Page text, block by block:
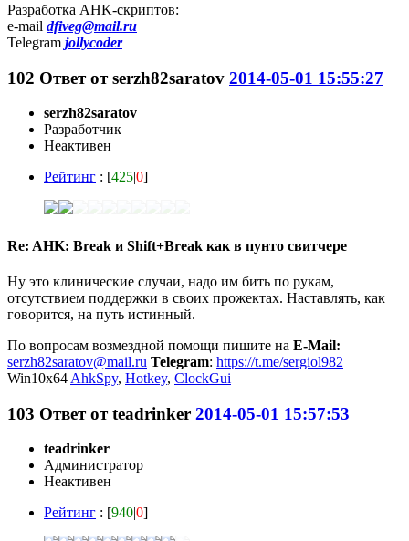
Разработка AHK-скриптов:
e-mail dfiveg@mail.ru
Telegram jollycoder
102 Ответ отserzh82saratov 2014-05-01 15:55:27
serzh82saratov
Разработчик
Неактивен
Рейтинг : [425|0]
Re: AHK: Break и Shift+Break как в пунто свитчере
Ну это клинические случаи, надо им бить по рукам,
отсутствием поддержки в своих прожектах. Наставлять, как
говорится, на путь истинный.
По вопросам возмездной помощи пишите на E-Mail:
serzh82saratov@mail.ru Telegram: https://t.me/sergiol982
Win10x64 AhkSpy, Hotkey, ClockGui
103 Ответ отteadrinker 2014-05-01 15:57:53
teadrinker
Администратор
Неактивен
Рейтинг : [940|0]